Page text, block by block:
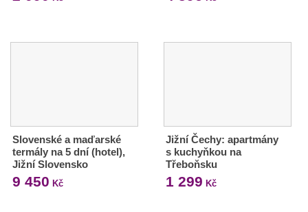
Slovenské a maďarské
termály na 5 dní (hotel),
Jižní Slovensko
9 450 Kč
Jižní Čechy: apartmány
s kuchyňkou na
Třeboňsku
1 299 Kč